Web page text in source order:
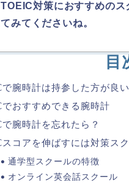
対策におすすめの
みてくださいね。
目
で腕時計は持参した方が良い
でおすすめできる腕時計
で腕時計を忘れたら？
スコアを伸ばすには対策ス
通学型スクールの特徴
オンライン英会話スクール